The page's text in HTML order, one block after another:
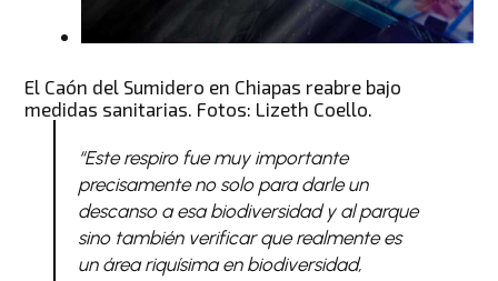
El Caón del Sumidero en Chiapas reabre bajo
medidas sanitarias. Fotos: Lizeth Coello.
“Este respiro fue muy importante
precisamente no solo para darle un
descanso a esa biodiversidad y al parque
sino también verificar que realmente es
un área riquísima en biodiversidad,